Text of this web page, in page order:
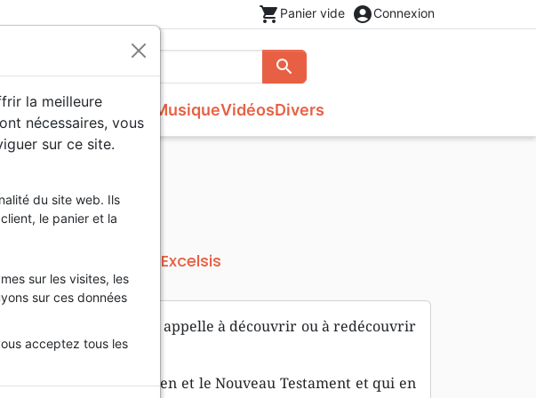
shopping_cart Panier vide account_circleConnexion
search
Rechercher
fondamental
Testaments
Livres
Messianique
biographies
Jeunesse
jeunesse
Musique
de fête
Vidéos
spectacles
conférences
Divers
Excelsis
produit
L’ancien et le nouveau appelle à découvrir ou à redécouvrir
de la Bible.
qui unissent l’Ancien et le Nouveau Testament et qui en
la meilleure
nécessaires, vous
sur ce site.
du site web. Ils
le panier et la
sur les visites, les
sur ces données
acceptez tous les